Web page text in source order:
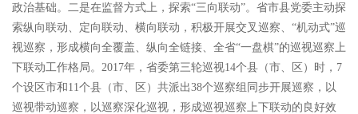
政治基础。二是在监督方式上，探索“三向联动”。省市县党委主动探
索纵向联动、定向联动、横向联动，积极开展交叉巡察、“机动式”巡
视巡察，形成横向全覆盖、纵向全链接、全省“一盘棋”的巡视巡察上
下联动工作格局。2017年，省委第三轮巡视14个县（市、区）时，7
个设区市和11个县（市、区）共派出38个巡察组同步开展巡察，以
巡视带动巡察，以巡察深化巡视，形成巡视巡察上下联动的良好效